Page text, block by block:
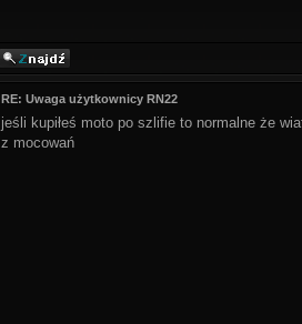
RE: Uwaga użytkownicy RN22
jeśli kupiłeś moto po szlifie to normalne że
z mocowań